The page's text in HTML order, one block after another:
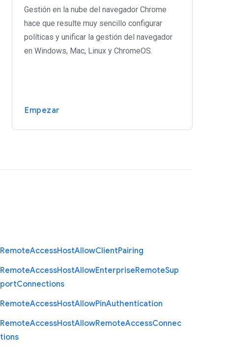
Gestión en la nube del navegador Chrome
hace que resulte muy sencillo configurar
políticas y unificar la gestión del navegador
en Windows, Mac, Linux y ChromeOS.
Empezar
RemoteAccessHostAllowClientPairing
RemoteAccessHostAllowEnterpriseRemoteSup
portConnections
RemoteAccessHostAllowPinAuthentication
RemoteAccessHostAllowRemoteAccessConnec
tions